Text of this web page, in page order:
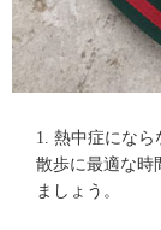
1. 熱中症にな
散歩に最適な時
ましょう。